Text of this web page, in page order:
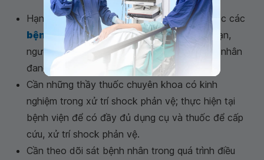
Hạn chế sử dụng ở người cao tuổi, người mắc các
bệnh mạn tínhnhư tim mạch, bệnh thận mạn,
người đang mắc cách bệnh lý tự miễn, bệnh nhân
đang dùng thuốc chẹn β.
Cần những thầy thuốc chuyên khoa có kinh
nghiệm trong xử trí shock phản vệ; thực hiện tại
bệnh viện để có đầy đủ dụng cụ và thuốc để cấp
cứu, xử trí shock phản vệ.
Cần theo dõi sát bệnh nhân trong quá trình điều